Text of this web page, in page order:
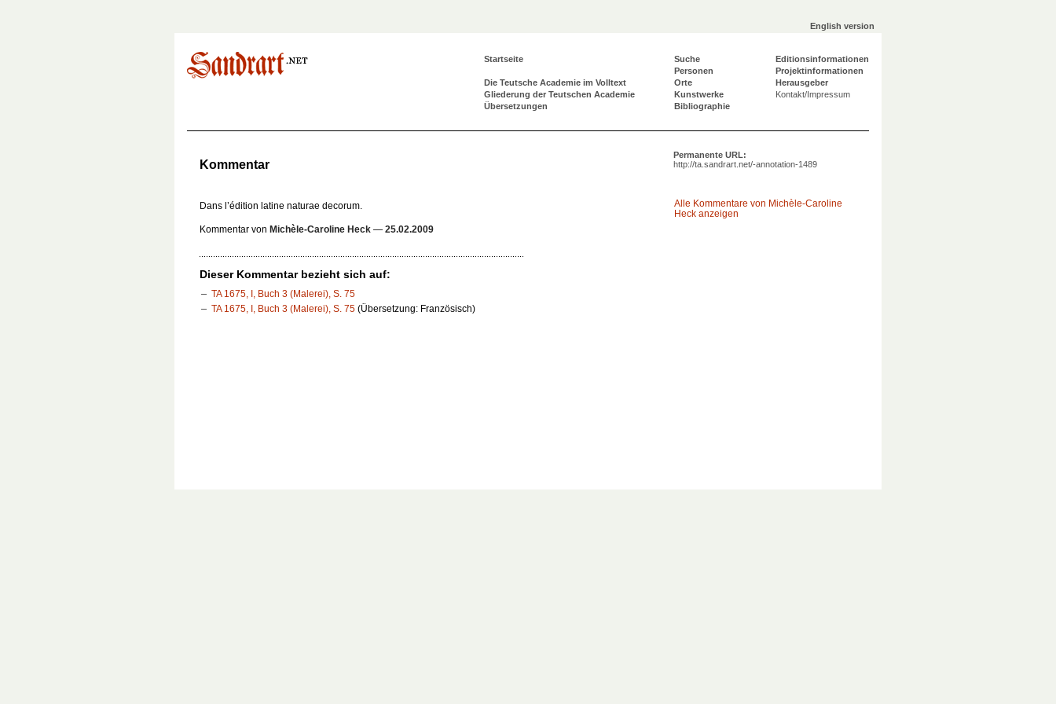
English version
Startseite
Die Teutsche Academie im Volltext
Gliederung der Teutschen Academie
Übersetzungen
Suche
Personen
Orte
Kunstwerke
Bibliographie
Editionsinformationen
Projektinformationen
Herausgeber
Kontakt/Impressum
Permanente URL:
http://ta.sandrart.net/-annotation-1489
Kommentar
Alle Kommentare von Michèle-Caroline
Heck anzeigen
Dans l’édition latine naturae decorum.
Kommentar von Michèle-Caroline Heck — 25.02.2009
Dieser Kommentar bezieht sich auf:
TA 1675, I, Buch 3 (Malerei), S. 75
TA 1675, I, Buch 3 (Malerei), S. 75(Übersetzung: Französisch)